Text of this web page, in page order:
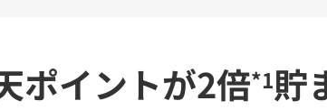
ポイントが2倍*1貯